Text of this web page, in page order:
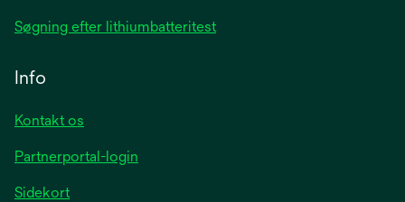
Søgning efter lithiumbatteritest
Info
Kontakt os
Partnerportal-login
Sidekort